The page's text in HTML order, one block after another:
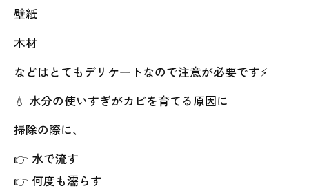
壁紙
木材
などはとてもデリケートなので注意が必要です⚡
💧 水分の使いすぎがカビを育てる原因に
掃除の際に、
👉 水で流す
👉 何度も濡らす